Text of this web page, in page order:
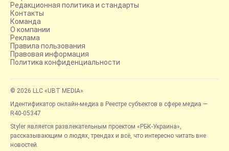
Редакционная политика и стандарты
Контакты
Команда
О компании
Реклама
Правила пользования
Правовая информация
Политика конфиденциальности
© 2026 LLC «UBT MEDIA»
Идентификатор онлайн-медиа в Реестре субъектов в сфере медиа —
R40-05347
Styler является развлекательным проектом «РБК-Украина»,
рассказывающим о людях, трендах и всё, что интересно читать вне
новостей.